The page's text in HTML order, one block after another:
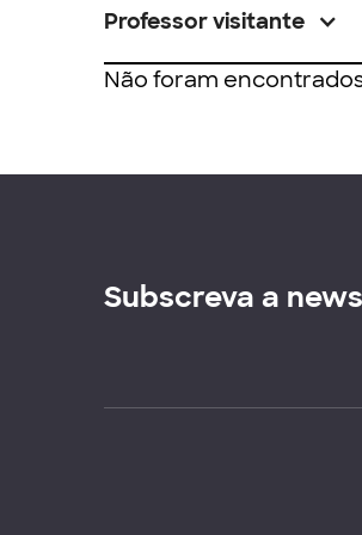
Professor visitante
Não foram
Subscreva a